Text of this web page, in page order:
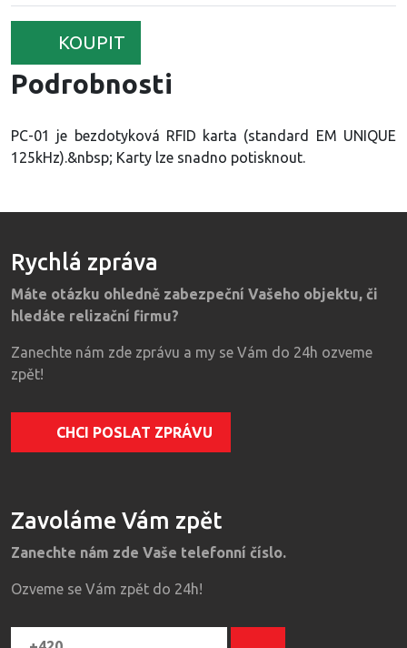
KOUPIT
Podrobnosti
PC-01 je bezdotyková RFID karta (standard EM UNIQUE
125kHz).&nbsp; Karty lze snadno potisknout.
Rychlá zpráva
Máte otázku ohledně zabezpeční Vašeho objektu, či
hledáte relizační firmu?
Zanechte nám zde zprávu a my se Vám do 24h ozveme
zpět!
CHCI POSLAT ZPRÁVU
Zavoláme Vám zpět
Zanechte nám zde Vaše telefonní číslo.
Ozveme se Vám zpět do 24h!